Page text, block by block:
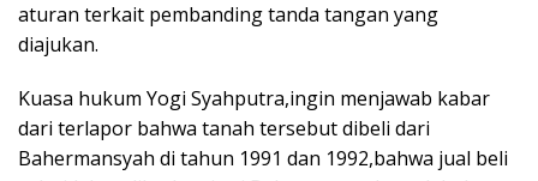
aturan terkait pembanding tanda tangan yang
diajukan.
Kuasa hukum Yogi Syahputra,ingin menjawab kabar
dari terlapor bahwa tanah tersebut dibeli dari
Bahermansyah di tahun 1991 dan 1992,bahwa jual beli